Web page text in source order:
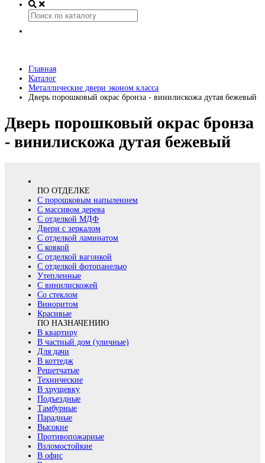
Главная
Каталог
Металлические двери эконом класса
Дверь порошковый окрас бронза - винилискожа дутая бежевый
Дверь порошковый окрас бронза
- винилискожа дутая бежевый
ПО ОТДЕЛКЕ
С порошковым напылением
С массивом дерева
С отделкой МДФ
Двери с зеркалом
С отделкой ламинатом
С ковкой
С отделкой вагонкой
С отделкой фотопанелью
Утепленные
С винилискожей
Со стеклом
Виноритом
Красивые
ПО НАЗНАЧЕНИЮ
В квартиру
В частный дом (уличные)
Для дачи
В коттедж
Решетчатые
Технические
В хрущевку
Подъездные
Тамбурные
Парадные
Высокие
Противопожарные
Взломостойкие
В офис